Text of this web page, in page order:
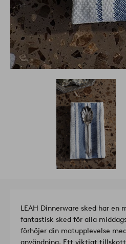
LEAH Dinnerware sked har
fantastisk sked för alla
förhöjer din matupplevelse
användning. Ett viktigt